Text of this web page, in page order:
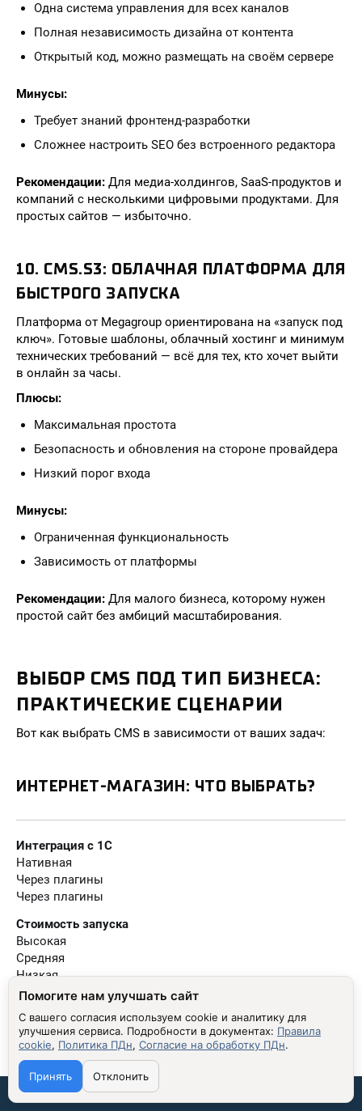
Одна система управления для всех каналов
Полная независимость дизайна от контента
Открытый код, можно размещать на своём сервере
Минусы:
Требует знаний фронтенд-разработки
Сложнее настроить SEO без встроенного редактора
Рекомендации: Для медиа-холдингов, SaaS-продуктов и
компаний с несколькими цифровыми продуктами. Для
простых сайтов — избыточно.
10. CMS.S3: ОБЛАЧНАЯ ПЛАТФОРМА ДЛЯ
БЫСТРОГО ЗАПУСКА
Платформа от Megagroup ориентирована на «запуск под
ключ». Готовые шаблоны, облачный хостинг и минимум
технических требований — всё для тех, кто хочет выйти
в онлайн за часы.
Плюсы:
Максимальная простота
Безопасность и обновления на стороне провайдера
Низкий порог входа
Минусы:
Ограниченная функциональность
Зависимость от платформы
Рекомендации: Для малого бизнеса, которому нужен
простой сайт без амбиций масштабирования.
ВЫБОР CMS ПОД ТИП БИЗНЕСА:
ПРАКТИЧЕСКИЕ СЦЕНАРИИ
Вот как выбрать CMS в зависимости от ваших задач:
ИНТЕРНЕТ-МАГАЗИН: ЧТО ВЫБРАТЬ?
Интеграция с 1С
Нативная
Через плагины
Через плагины
Стоимость запуска
Высокая
Средняя
Низкая
Масштабируемость
Высокая
Средняя
Средняя
Порог входа
Связаться со мной:
Помогите нам улучшать сайт
С вашего согласия используем cookie и аналитику для
улучшения сервиса. Подробности в документах: Правила
cookie, Политика ПДн, Согласие на обработку ПДн.
Принять Отклонить